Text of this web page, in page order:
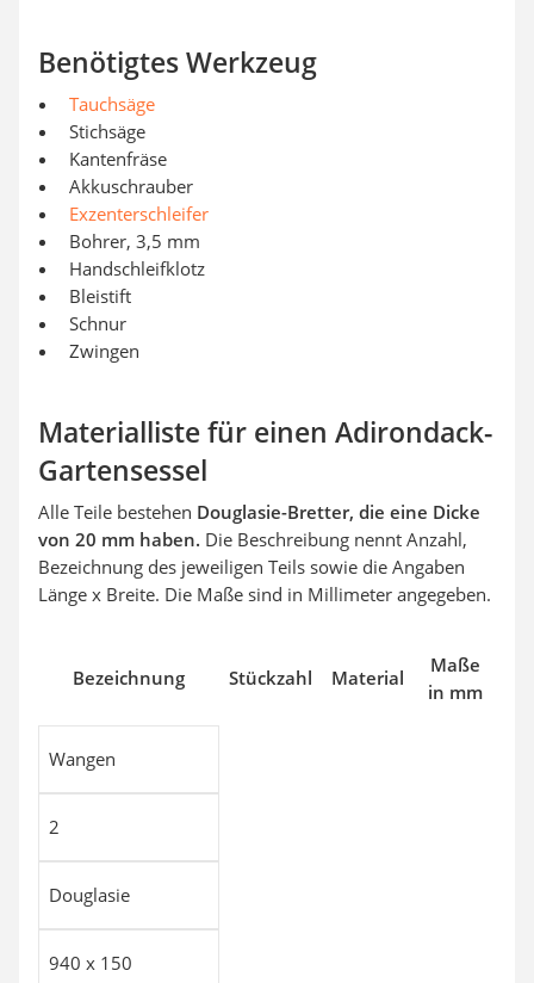
Benötigtes Werkzeug
Tauchsäge
Stichsäge
Kantenfräse
Akkuschrauber
Exzenterschleifer
Bohrer, 3,5 mm
Handschleifklotz
Bleistift
Schnur
Zwingen
Materialliste für einen Adirondack-
Gartensessel
Alle Teile bestehen Douglasie-Bretter, die eine Dicke
von 20 mm haben. Die Beschreibung nennt Anzahl,
Bezeichnung des jeweiligen Teils sowie die Angaben
Länge x Breite. Die Maße sind in Millimeter angegeben.
Bezeichnung Stückzahl Material
Maße
in mm
Wangen
2
Douglasie
940 x 150